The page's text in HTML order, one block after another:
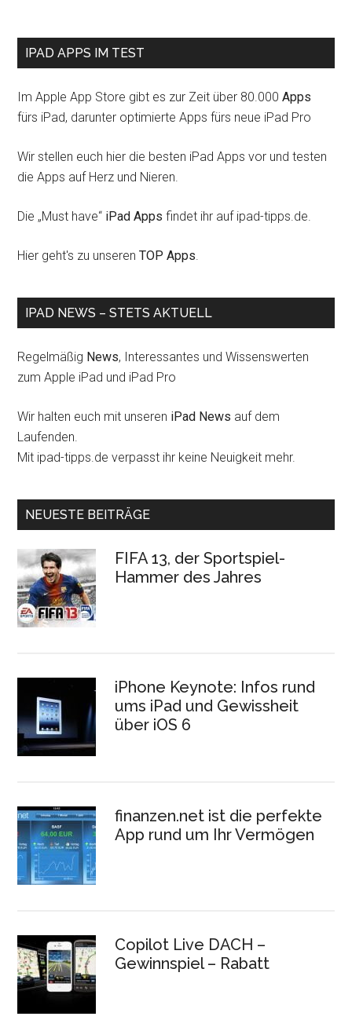
IPAD APPS IM TEST
Im Apple App Store gibt es zur Zeit über 80.000Apps
fürs iPad, darunter optimierte Apps fürs neue iPad Pro
Wir stellen euch hier die besten iPad Apps vor und testen
die Apps auf Herz und Nieren.
Die „Must have“ iPad Apps findet ihr auf ipad-tipps.de.
Hier geht's zu unserenTOP Apps.
IPAD NEWS – STETS AKTUELL
Regelmäßig News, Interessantes und Wissenswerten
zum Apple iPad und iPad Pro
Wir halten euch mit unseren iPad News auf dem
Laufenden.
Mit ipad-tipps.de verpasst ihr keine Neuigkeit mehr.
NEUESTE BEITRÄGE
FIFA 13, der Sportspiel-
Hammer des Jahres
iPhone Keynote: Infos rund
ums iPad und Gewissheit
über iOS 6
finanzen.net ist die perfekte
App rund um Ihr Vermögen
Copilot Live DACH –
Gewinnspiel – Rabatt